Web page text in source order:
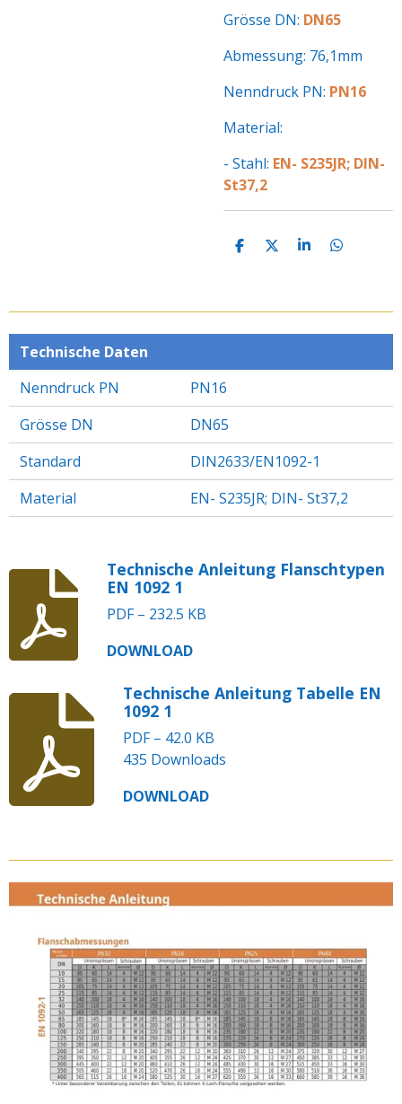
Grösse DN: DN65
Abmessung: 76,1mm
Nenndruck PN: PN16
Material:
- Stahl: EN- S235JR; DIN-
St37,2
T
E
T
E
T
E
T
E
Technische Daten
Nenndruck PN
PN16
Grösse DN
DN65
Standard
DIN2633/EN1092-1
Material
EN- S235JR; DIN- St37,2
Technische Anleitung Flanschtypen
EN 1092 1
PDF – 232.5 KB
DOWNLOAD
Technische Anleitung Tabelle EN
1092 1
PDF – 42.0 KB
435 Downloads
DOWNLOAD